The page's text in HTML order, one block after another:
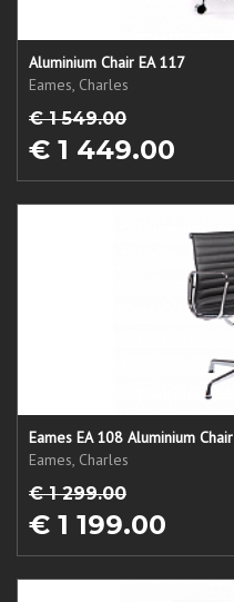
Aluminium Chair EA 117
Eames, Charles
€ 1 549.00
€ 1 449.00
Eames EA 108 Aluminium Chair
Eames, Charles
€ 1 299.00
€ 1 199.00